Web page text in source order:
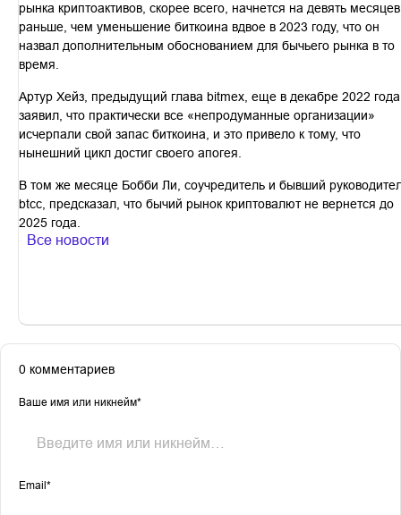
рынка криптоактивов, скорее всего, начнется на девять месяцев
раньше, чем уменьшение биткоина вдвое в 2023 году, что он
назвал дополнительным обоснованием для бычьего рынка в то
время.
Артур Хейз, предыдущий глава bitmex, еще в декабре 2022 года
заявил, что практически все «непродуманные организации»
исчерпали свой запас биткоина, и это привело к тому, что
нынешний цикл достиг своего апогея.
В том же месяце Бобби Ли, соучредитель и бывший
btcc, предсказал, что бычий рынок криптовалют не вернется до
2025 года.
Все новости
0 комментариев
Ваше имя или никнейм*
Email*